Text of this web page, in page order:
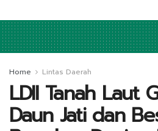
Home Lintas Daerah
LDII Tanah Laut
Daun Jati dan